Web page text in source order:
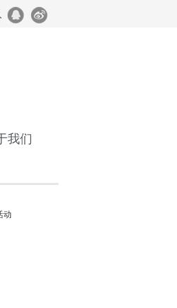
我们
动